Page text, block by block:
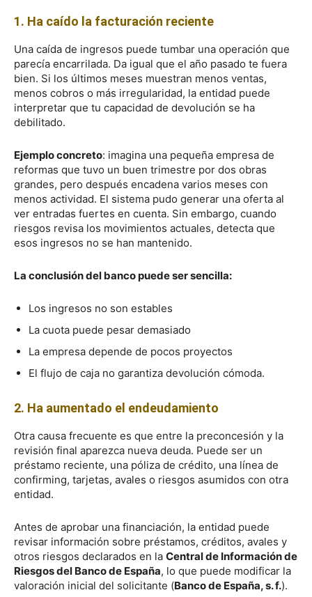
1. Ha caído la facturación reciente
Una caída de ingresos puede tumbar una operación que
parecía encarrilada. Da igual que el año pasado te fuera
bien. Si los últimos meses muestran menos ventas,
menos cobros o más irregularidad, la entidad puede
interpretar que tu capacidad de devolución se ha
debilitado.
Ejemplo concreto: imagina una pequeña empresa de
reformas que tuvo un buen trimestre por dos obras
grandes, pero después encadena varios meses con
menos actividad. El sistema pudo generar una oferta al
ver entradas fuertes en cuenta. Sin embargo, cuando
riesgos revisa los movimientos actuales, detecta que
esos ingresos no se han mantenido.
La conclusión del banco puede ser sencilla:
Los ingresos no son estables
La cuota puede pesar demasiado
La empresa depende de pocos proyectos
El flujo de caja no garantiza devolución cómoda.
2. Ha aumentado el endeudamiento
Otra causa frecuente es que entre la preconcesión y la
revisión final aparezca nueva deuda. Puede ser un
préstamo reciente, una póliza de crédito, una línea de
confirming, tarjetas, avales o riesgos asumidos con otra
entidad.
Antes de aprobar una financiación, la entidad puede
revisar información sobre préstamos, créditos, avales y
otros riesgos declarados en la Central de Información de
Riesgos del Banco de España, lo que puede modificar la
valoración inicial del solicitante (Banco de España, s. f.).